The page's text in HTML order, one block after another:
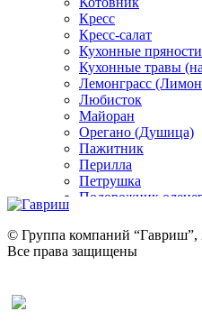
Кресс
Кресс-салат
Кухонные
Кухонные травы
Лемонграсс
Любисток
Майоран
Орегано (Душица)
Пажитник
Перилла
Петрушка
Подорожник
Ревень
Рукола
Рута
© Группа компаний “Гавриш”,
Все права защищены